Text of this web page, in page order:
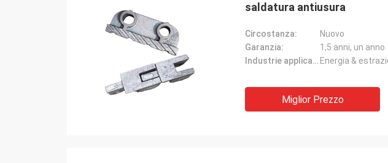
saldatura antiusura
Circostanza:
Nuovo
Garanzia:
1,5 anni, un anno
Industrie applicabili: Energia &
Miglior Prezzo